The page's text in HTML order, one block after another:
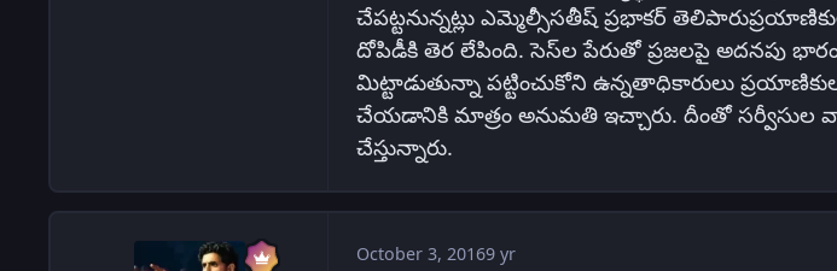
చేపట్టనున్నట్లు ఎమ్మెల్సీసతీష్‌ ప్రభాకర్‌
దోపిడీకి తెర లేపింది. సెస్‌ల పేరుతో ప్రజలపై అదనపు భారం
మిట్టాడుతున్నా పట్టించుకోని ఉన్నతాధికారులు
చేయడానికి మాత్రం అనుమతి ఇచ్చారు. దీంతో సర్వీసుల
చేస్తున్నారు.
October 3, 20169 yr